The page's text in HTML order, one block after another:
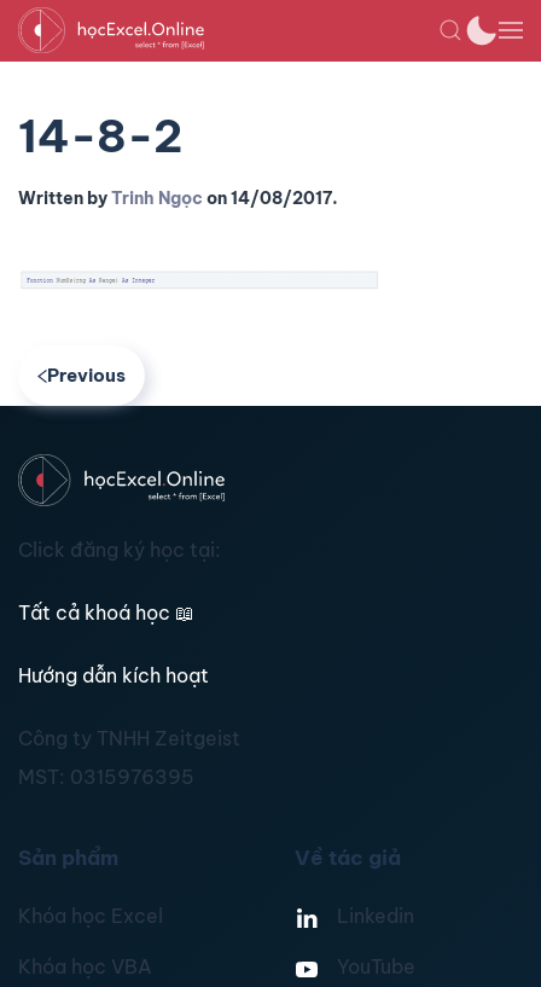
14-8-2
Written byTrinh Ngọc on14/08/2017.
Previous
Click đăng ký học tại:
Tất cả khoá học 📖
Hướng dẫn kích hoạt
Công ty TNHH Zeitgeist
MST: 0315976395
Sản phẩm
Khóa học Excel
Khóa học VBA
Về tác giả
Linkedin
YouTube